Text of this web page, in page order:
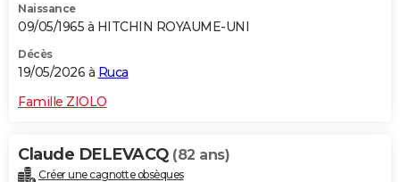
Destinations
City break
Voyage nature
Voyage de noces
Forum
Climat
+PHOTO
GUIDES D'ACHAT
Carte de Noël
Carte Bonne année
Carte Saint-Valentin
Carte Pâques
Carte d'anniversaire
DICTIONNAIRE
Naissance
09/05/1965 à HITCHIN ROYAUME-UNI
Décès
19/05/2026 à Ruca
Famille ZIOLO
Claude DELEVACQ (82 ans)
Créer une cagnotte obsèques